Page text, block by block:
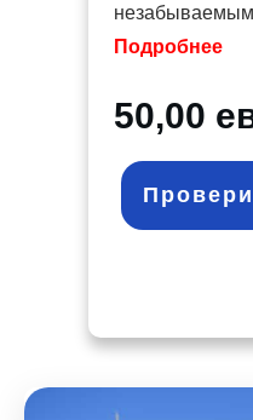
Подробнее
50,00